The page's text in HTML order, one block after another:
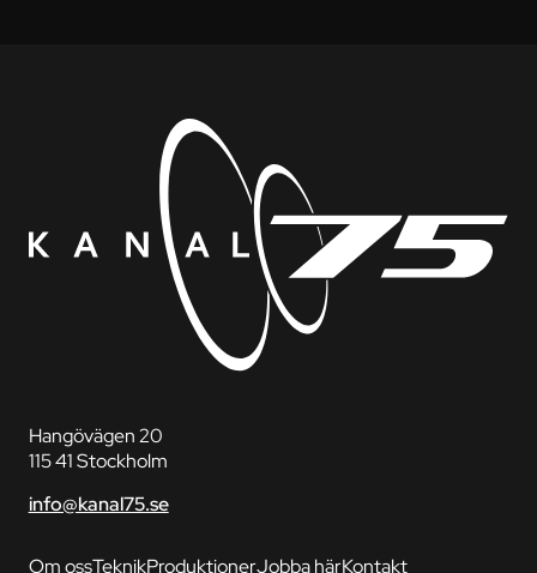
Hangövägen 20
115 41 Stockholm
info@kanal75.se
Om ossTeknikProduktionerJobba härKontakt